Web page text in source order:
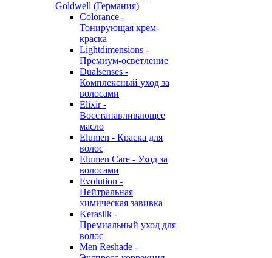
Goldwell (Германия)
Colorance -
Тонирующая крем-
краска
Lightdimensions -
Премиум-осветление
Dualsenses -
Комплексный уход за
волосами
Elixir -
Восстанавливающее
масло
Elumen - Краска для
волос
Elumen Care - Уход за
волосами
Evolution -
Нейтральная
химическая завивка
Kerasilk -
Премиальный уход для
волос
Men Reshade -